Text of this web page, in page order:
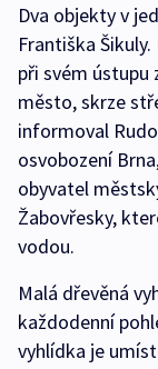
Dva objekty v
Františka
při svém
město, skrze
informoval
osvobození
obyvatel
Žabovřesky,
vodou.
Malá dřevěná
každodenní
vyhlídka je